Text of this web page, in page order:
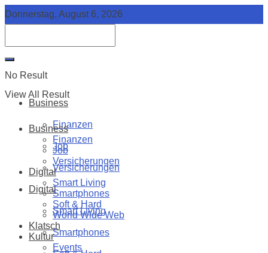
Donnerstag, August 6, 2026
No Result
View All Result
Business
Finanzen
Job
Versicherungen
Digital
Smart Living
Smartphones
Business
Finanzen
Job
Versicherungen
Digital
Smart Living
Smartphones
Soft & Hard
World Wide Web
Klatsch
Kultur
Events